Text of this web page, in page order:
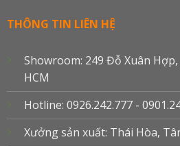
THÔNG TIN LIÊN HỆ
Showroom: 249 Đỗ Xuân
HCM
Hotline: 0926.242.777 -
Xưởng sản xuất: Thái Hòa,